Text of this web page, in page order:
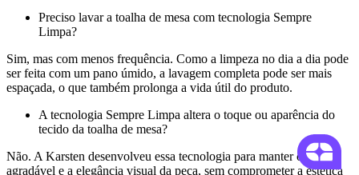
Preciso lavar a toalha de mesa com tecnologia Sempre
Limpa?
Sim, mas com menos frequência. Como a limpeza no dia a dia pode
ser feita com um pano úmido, a lavagem completa pode ser mais
espaçada, o que também prolonga a vida útil do produto.
A tecnologia Sempre Limpa altera o toque ou aparência do
tecido da toalha de mesa?
Não. A Karsten desenvolveu essa tecnologia para manter o toque
agradável e a elegância visual da peça, sem comprometer a estética